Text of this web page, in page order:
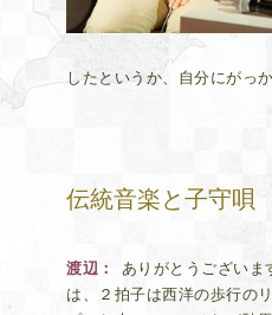
したというか、自分にがっ
伝統音楽と子守唄
渡辺
ありがとうござい
は、２拍子は西洋の歩行の